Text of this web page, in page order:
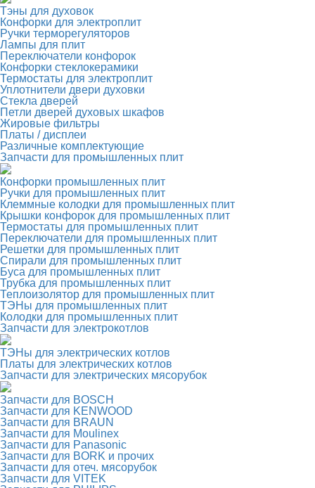
Тэны для духовок
Конфорки для электроплит
Ручки терморегуляторов
Лампы для плит
Переключатели конфорок
Конфорки стеклокерамики
Термостаты для электроплит
Уплотнители двери духовки
Стекла дверей
Петли дверей духовых шкафов
Жировые фильтры
Платы / дисплеи
Различные комплектующие
Запчасти для промышленных плит
Конфорки промышленных плит
Ручки для промышленных плит
Клеммные колодки для промышленных плит
Крышки конфорок для промышленных плит
Термостаты для промышленных плит
Переключатели для промышленных плит
Решетки для промышленных плит
Спирали для промышленных плит
Буса для промышленных плит
Трубка для промышленных плит
Теплоизолятор для промышленных плит
ТЭНы для промышленных плит
Колодки для промышленных плит
Запчасти для электрокотлов
ТЭНы для электрических котлов
Платы для электрических котлов
Запчасти для электрических мясорубок
Запчасти для BOSCH
Запчасти для KENWOOD
Запчасти для BRAUN
Запчасти для Moulinex
Запчасти для Panasonic
Запчасти для BORK и прочих
Запчасти для отеч. мясорубок
Запчасти для VITEK